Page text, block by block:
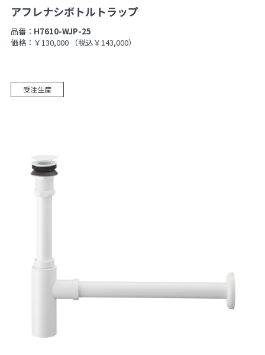
アフレナシボトルトラップ
品番： H7610-WJP-25
価格：￥130,000
（税込￥143,000）
受注生産